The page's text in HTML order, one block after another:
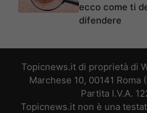
ecco come ti
difendere
Topicnews.it di proprietà di
Marchese 10, 00141 Roma
Partita I.V.A.
Topicnews.it non è una